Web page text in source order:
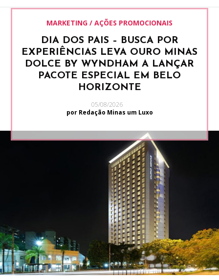
MARKETING / AÇÕES PROMOCIONAIS
DIA DOS PAIS – BUSCA POR
EXPERIÊNCIAS LEVA OURO MINAS
DOLCE BY WYNDHAM A LANÇAR
PACOTE ESPECIAL EM BELO
HORIZONTE
05/08/2026
por Redação Minas um Luxo